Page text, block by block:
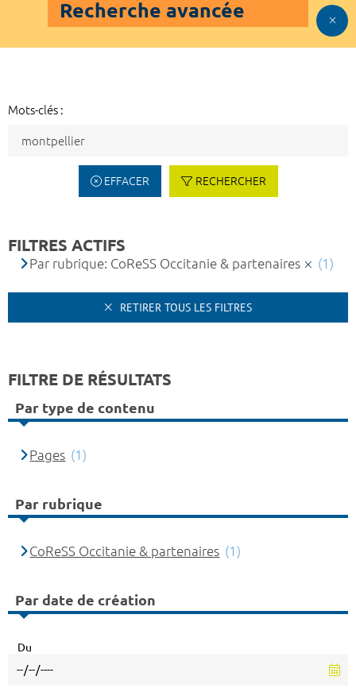
Recherche avancée
Mots-clés :
EFFACER RECHERCHER
FILTRES ACTIFS
Par rubrique: CoReSS Occitanie & partenaires (1)
RETIRER TOUS LES FILTRES
FILTRE DE RÉSULTATS
Par type de contenu
Pages (1)
Par rubrique
CoReSS Occitanie & partenaires (1)
Par date de création
Du